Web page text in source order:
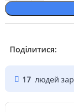
Поділитися:
17 людей